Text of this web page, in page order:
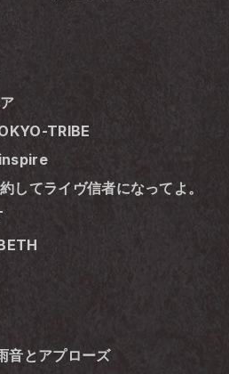
TRIBE
してライヴ信者になってよ。
音とアプローズ